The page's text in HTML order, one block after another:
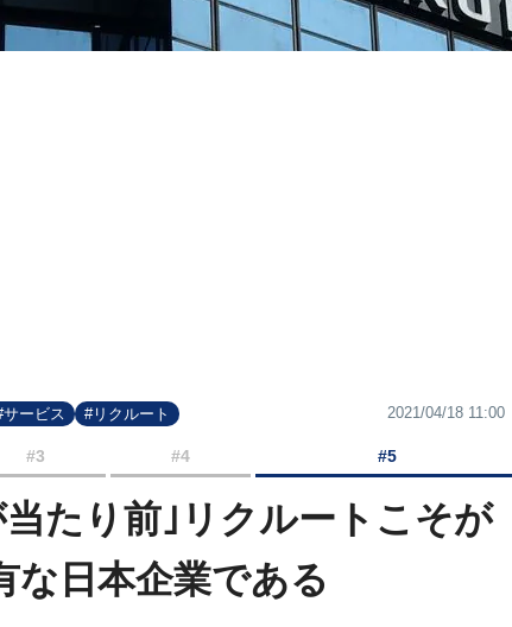
サービス #リクルート 2021/04/18 11:00
#3 #4 #5
たり前｣リクルートこそが
な日本企業である